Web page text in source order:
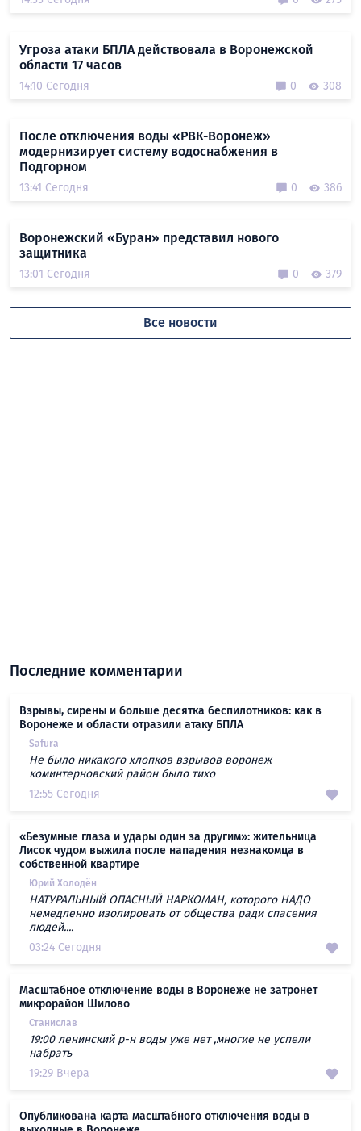
Угроза атаки БПЛА действовала в Воронежской
области 17 часов
14:10 Сегодня 0 308
После отключения воды «РВК-Воронеж»
модернизирует систему водоснабжения в
Подгорном
13:41 Сегодня 0 386
Воронежский «Буран» представил нового
защитника
13:01 Сегодня 0 379
Все новости
Последние комментарии
Взрывы, сирены и больше десятка беспилотников: как в
Воронеже и области отразили атаку БПЛА
Safura
Не было никакого хлопков взрывов воронеж
коминтерновский район было тихо
12:55 Сегодня
«Безумные глаза и удары один за другим»: жительница
Лисок чудом выжила после нападения незнакомца в
собственной квартире
Юрий Холодён
НАТУРАЛЬНЫЙ ОПАСНЫЙ НАРКОМАН, которого НАДО
немедленно изолировать от общества ради спасения
людей....
03:24 Сегодня
Масштабное отключение воды в Воронеже не затронет
микрорайон Шилово
Станислав
19:00 ленинский р-н воды уже нет ,многие не успели
набрать
19:29 Вчера
Опубликована карта масштабного отключения воды в